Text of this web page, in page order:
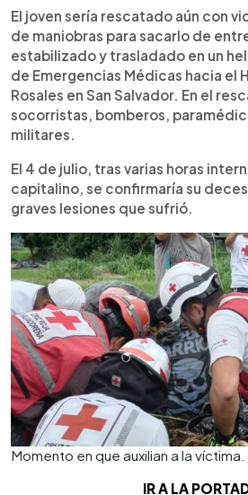
El joven sería rescatado aún con
de maniobras para sacarlo de
estabilizado y trasladado en un
de Emergencias Médicas hacia el
Rosales en San Salvador. En el
socorristas, bomberos,
militares.
El 4 de julio, tras varias horas
capitalino, se confirmaría su
graves lesiones que sufrió.
Momento en que auxilian a la víctima.
IR A LA